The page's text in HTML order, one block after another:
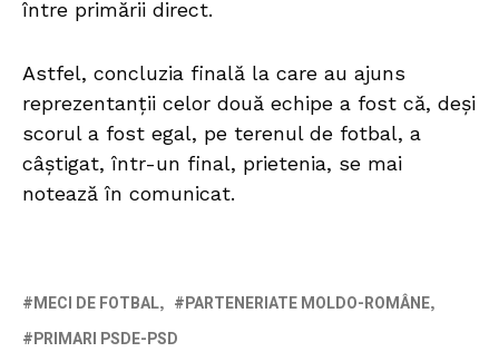
între primării direct.
Astfel, concluzia finală la care au ajuns
reprezentanții celor două echipe a fost că, deși
scorul a fost egal, pe terenul de fotbal, a
câștigat, într-un final, prietenia, se mai
notează în comunicat.
MECI DE FOTBAL
PARTENERIATE MOLDO-ROMÂNE
PRIMARI PSDE-PSD